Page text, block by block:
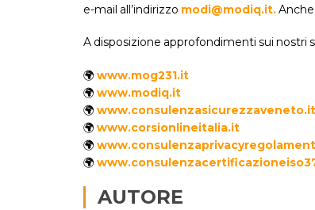
e-mail all’indirizzo modi@modiq.it.
A disposizione approfondimenti sui nostri
🌍 www.mog231.it
🌍 www.modiq.it
🌍 www.consulenzasicurezzaveneto.it
🌍 www.corsionlineitalia.it
🌍
🌍
AUTORE